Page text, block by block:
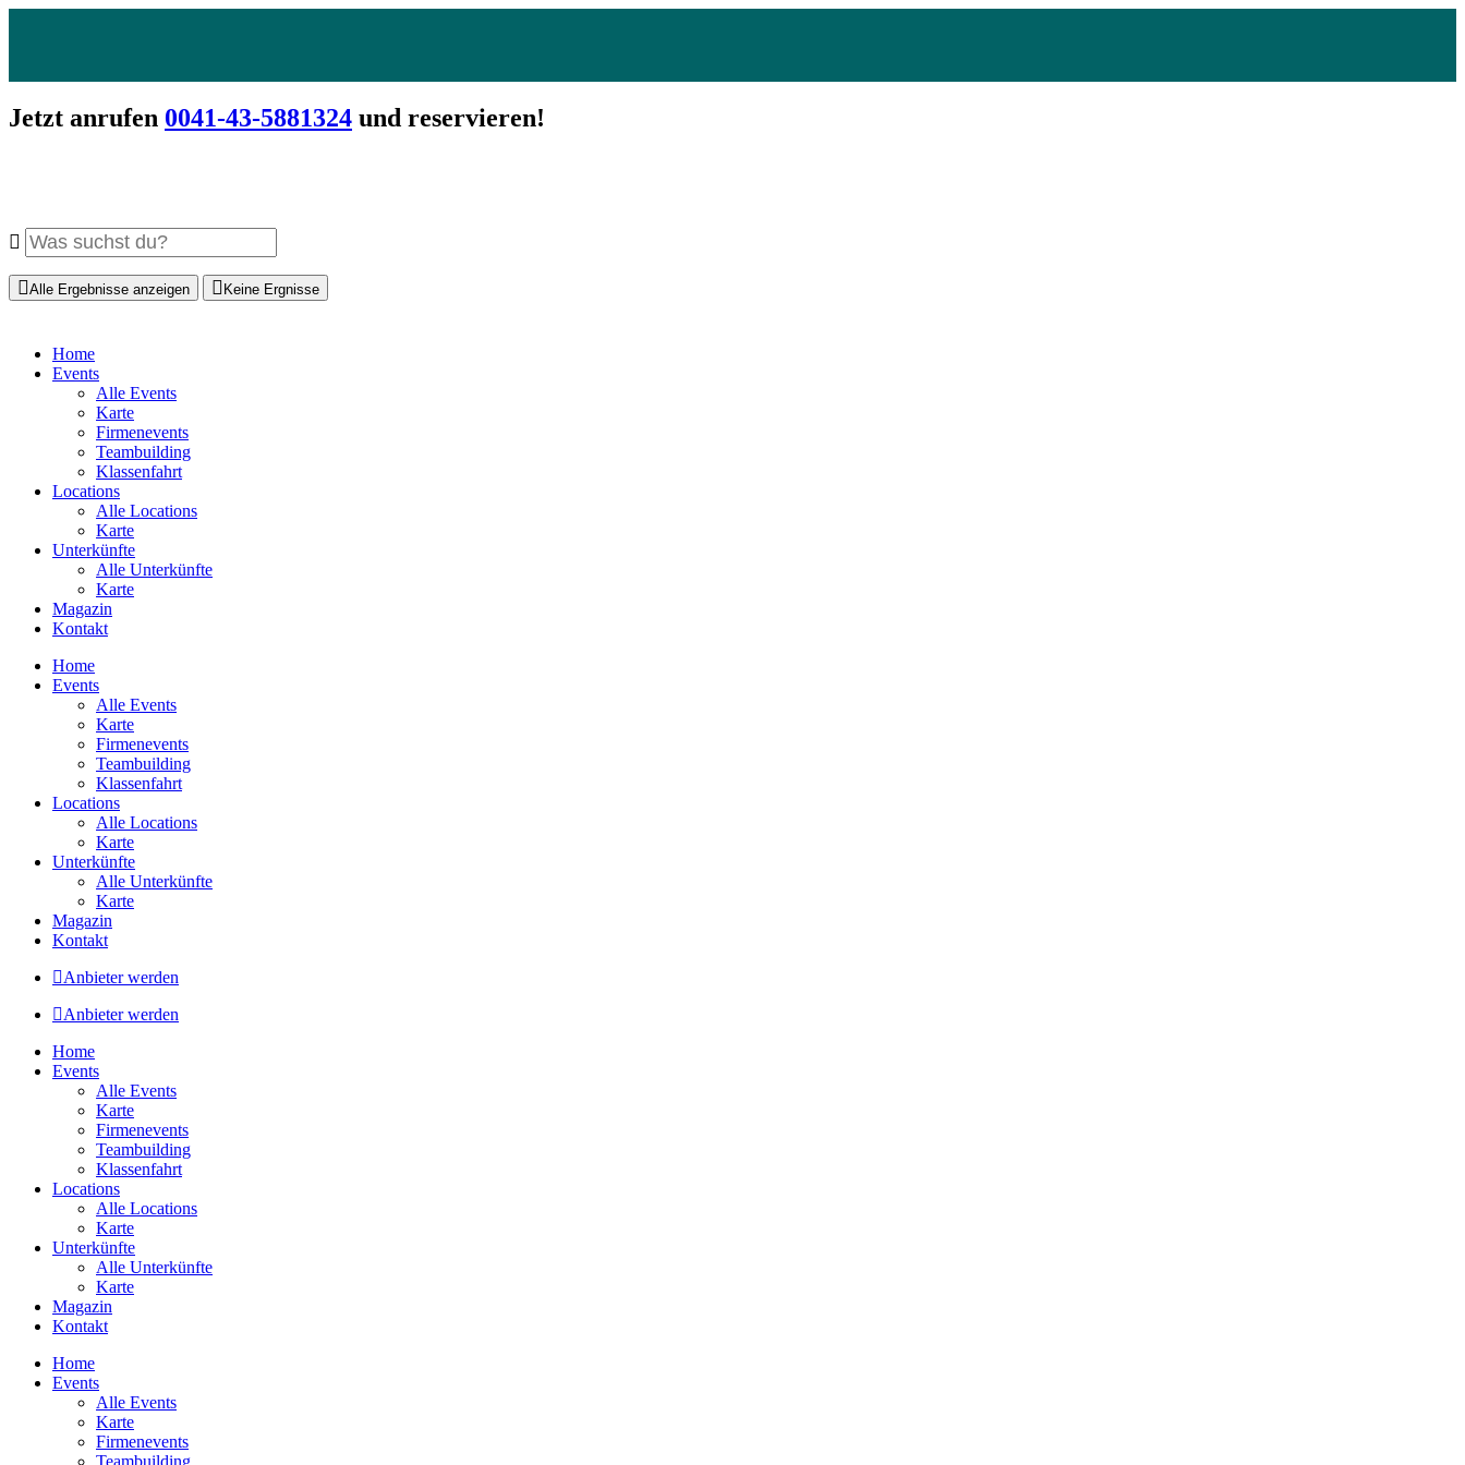
Jetzt anrufen 0041-43-5881324 und reservieren!
Alle Ergebnisse anzeigen Keine Ergnisse
Home
Events
Alle Events
Karte
Firmenevents
Teambuilding
Klassenfahrt
Locations
Alle Locations
Karte
Unterkünfte
Alle Unterkünfte
Karte
Magazin
Kontakt
Home
Events
Alle Events
Karte
Firmenevents
Teambuilding
Klassenfahrt
Locations
Alle Locations
Karte
Unterkünfte
Alle Unterkünfte
Karte
Magazin
Kontakt
Anbieter werden
Anbieter werden
Home
Events
Alle Events
Karte
Firmenevents
Teambuilding
Klassenfahrt
Locations
Alle Locations
Karte
Unterkünfte
Alle Unterkünfte
Karte
Magazin
Kontakt
Home
Events
Alle Events
Karte
Firmenevents
Teambuilding